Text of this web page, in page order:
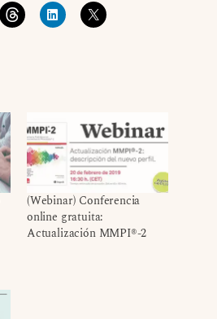
(Webinar) Conferencia
online gratuita:
Actualización MMPI®-2